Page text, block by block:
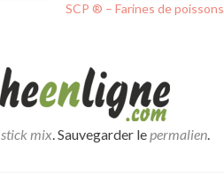
SCP ® – Farines de poissons
stick mix. Sauvegarder lepermalien.